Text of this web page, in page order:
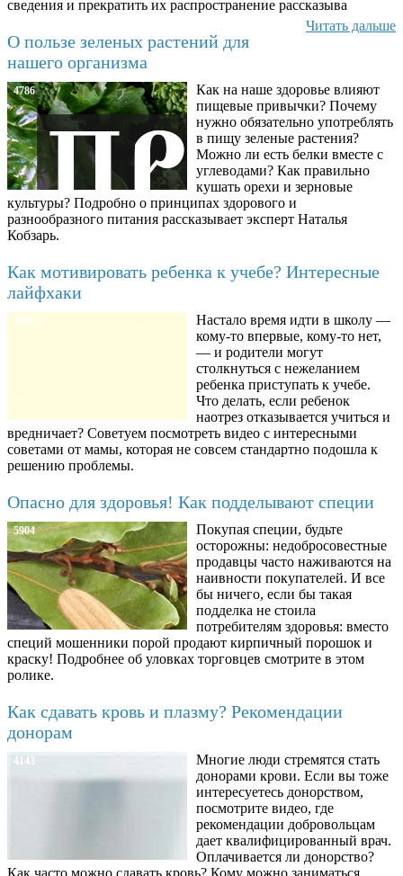
сведения и прекратить их распространение рассказыва
Читать дальше
О пользе зеленых растений для
нашего организма
4786
Как на наше здоровье влияют
пищевые привычки? Почему
нужно обязательно употреблять
в пищу зеленые растения?
Можно ли есть белки вместе с
углеводами? Как правильно
кушать орехи и зерновые
культуры? Подробно о принципах здорового и
разнообразного питания рассказывает эксперт Наталья
Кобзарь.
Как мотивировать ребенка к учебе? Интересные
лайфхаки
8780
Настало время идти в школу —
кому-то впервые, кому-то нет,
— и родители могут
столкнуться с нежеланием
ребенка приступать к учебе.
Что делать, если ребенок
наотрез отказывается учиться и
вредничает? Советуем посмотреть видео с интересными
советами от мамы, которая не совсем стандартно подошла к
решению проблемы.
Опасно для здоровья! Как подделывают специи
5904
Покупая специи, будьте
осторожны: недобросовестные
продавцы часто наживаются на
наивности покупателей. И все
бы ничего, если бы такая
подделка не стоила
потребителям здоровья: вместо
специй мошенники порой продают кирпичный порошок и
краску! Подробнее об уловках торговцев смотрите в этом
ролике.
Как сдавать кровь и плазму? Рекомендации
донорам
4143
Многие люди стремятся стать
донорами крови. Если вы тоже
интересуетесь донорством,
посмотрите видео, где
рекомендации добровольцам
дает квалифицированный врач.
Оплачивается ли донорство?
Как часто можно сдавать кровь? Кому можно заниматься